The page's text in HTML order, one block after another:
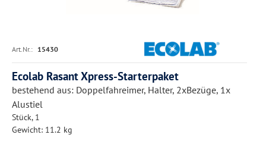
Art.Nr.: 15430
Ecolab Rasant Xpress-Starterpaket
bestehend aus: Doppelfahreimer, Halter, 2xBezüge, 1x
Alustiel
Stück, 1
Gewicht: 11.2 kg